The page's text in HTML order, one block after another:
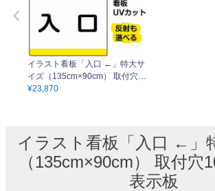
イラスト看板「入口 ←」特大サ
イズ（135cm×90cm） 取付穴10
ヶ所あり 表示板
¥23,870
イラスト看板「入口 ←」
（135cm×90cm） 取付穴
表示板